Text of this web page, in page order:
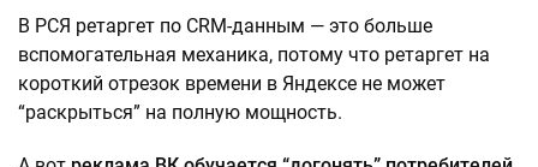
В РСЯ ретаргет по CRM-данным — это больше
вспомогательная механика, потому что ретаргет на
короткий отрезок времени в Яндексе не может
“раскрыться” на полную мощность.